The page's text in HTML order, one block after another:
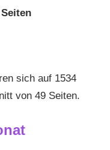
sich auf 1534
von 49 Seiten.